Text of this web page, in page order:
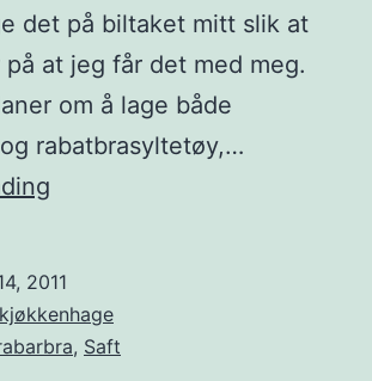
det på biltaket mitt slik at
at jeg får det med meg.
om å lage både
rabatbrasyltetøy,…
a
r
2011
kjøkkenhage
, Saft